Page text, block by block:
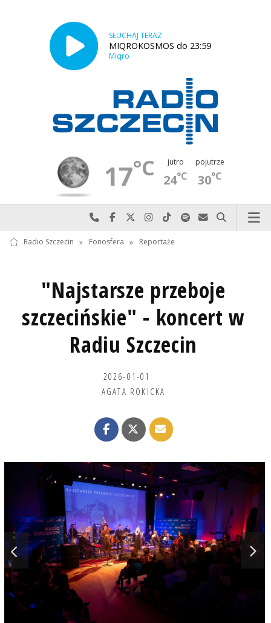
SŁUCHAJ TERAZ
MIQROKOSMOS do 23:59
Miqro
17°C jutro
24°C
pojutrze
30°C
Najlepiej po prostu do nas zadzwoń
Odwiedź nas na Facebook-u
Odwiedź nas na X
Odwiedź nas na Instagram-ie
Odwiedź nas na TikTok-u
Szukaj nas na Spotify
Wyślij do nas
Szukaj
Radio Szczecin » Fonosfera » Reportaże
"Najstarsze przeboje
szczecińskie" - koncert w
Radiu Szczecin
2026-01-01
AGATA ROKICKA